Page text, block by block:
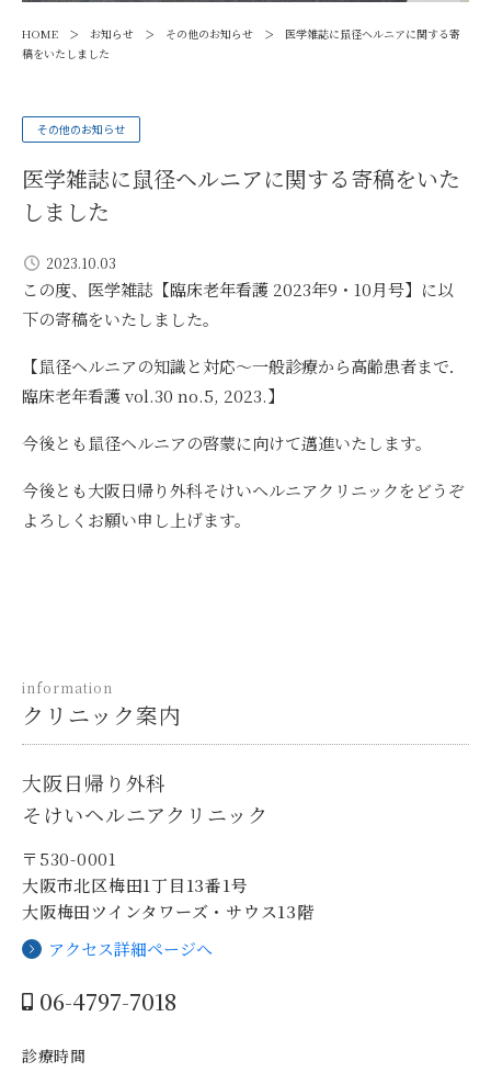
HOME > お知らせ > その他のお知らせ >
医学雑誌に鼠径ヘルニアに関する寄
稿をいたしました
その他のお知らせ
医学雑誌に鼠径ヘルニアに関する寄稿をいた
しました
2023.10.03
この度、医学雑誌【臨床老年看護 2023年9・10月号】に以
下の寄稿をいたしました。
【鼠径ヘルニアの知識と対応〜一般診療から高齢患者まで．
臨床老年看護 vol.30 no.5, 2023.】
今後とも鼠径ヘルニアの啓蒙に向けて邁進いたします。
今後とも大阪日帰り外科そけいヘルニアクリニックをどうぞ
よろしくお願い申し上げます。
information
クリニック案内
大阪日帰り外科
そけいヘルニアクリニック
〒530-0001
大阪市北区梅田1丁目13番1号
大阪梅田ツインタワーズ・サウス13階
アクセス詳細ページへ
06-4797-7018
診療時間